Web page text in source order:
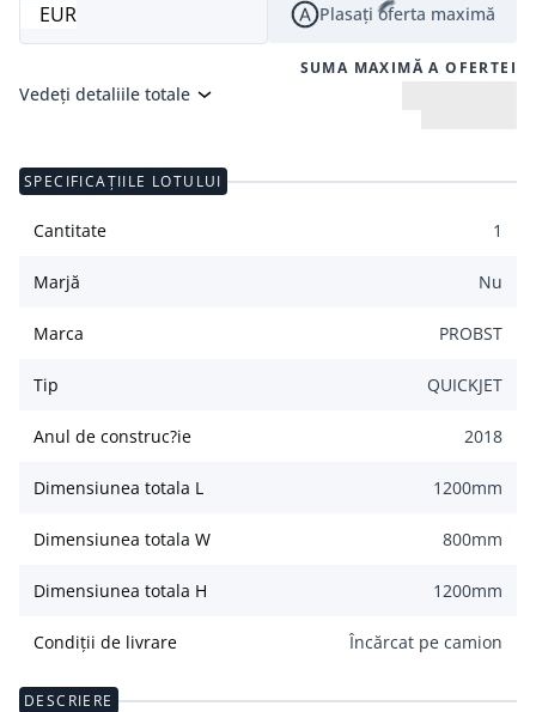
EUR Plasați oferta maximă
SUMA MAXIMĂ A OFERTEI
Vedeți detaliile totale
SPECIFICAȚIILE LOTULUI
Cantitate 1
Marjă Nu
Marca PROBST
Tip QUICKJET
Anul de construc?ie 2018
Dimensiunea totala L 1200mm
Dimensiunea totala W 800mm
Dimensiunea totala H 1200mm
Condiții de livrare Încărcat pe camion
DESCRIERE